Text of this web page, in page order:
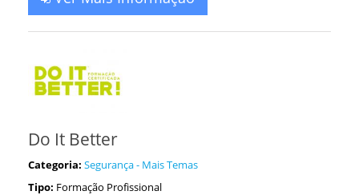
Do It Better
Categoria: Segurança - Mais Temas
Tipo: Formação Profissional